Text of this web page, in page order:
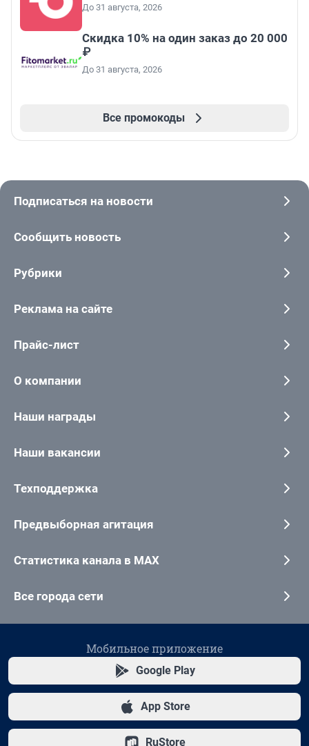
До 31 августа, 2026
Скидка 10% на один заказ до 20 000
₽
До 31 августа, 2026
Все промокоды
Подписаться на новости
Сообщить новость
Рубрики
Реклама на сайте
Прайс-лист
О компании
Наши награды
Наши вакансии
Техподдержка
Предвыборная агитация
Статистика канала в MAX
Все города сети
Мобильное приложение
Google Play
App Store
RuStore